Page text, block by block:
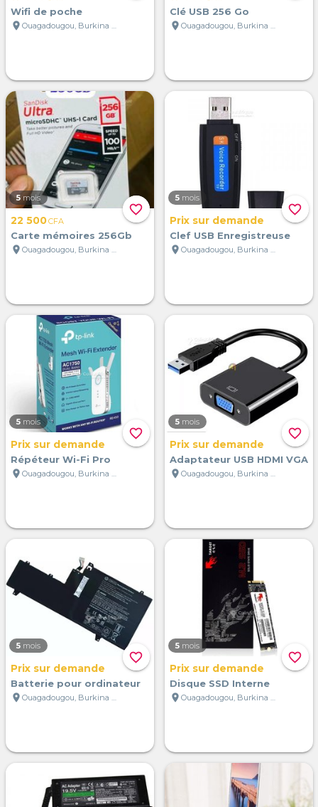
Wifi de poche
location_on
Ouagadougou, Burkina Faso
Clé USB 256 Go
location_on
Ouagadougou, Burkina Faso
favorite_border
5 mois
22 500CFA
Carte mémoires 256Gb
location_on
Ouagadougou, Burkina Faso
favorite_border
5 mois
Prix sur demande
Clef USB Enregistreuse
location_on
Ouagadougou, Burkina Faso
favorite_border
5 mois
Prix sur demande
Répéteur Wi-Fi Pro
location_on
Ouagadougou, Burkina Faso
favorite_border
5 mois
Prix sur demande
Adaptateur USB HDMI VGA
location_on
Ouagadougou, Burkina Faso
favorite_border
5 mois
Prix sur demande
Batterie pour ordinateur
location_on
Ouagadougou, Burkina Faso
favorite_border
5 mois
Prix sur demande
Disque SSD Interne
location_on
Ouagadougou, Burkina Faso